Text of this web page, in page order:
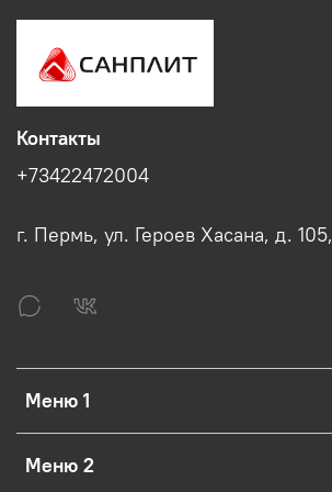
Меню 1
Меню 2
Контакты
+73422472004
г. Пермь, ул. Героев Хасана, д.